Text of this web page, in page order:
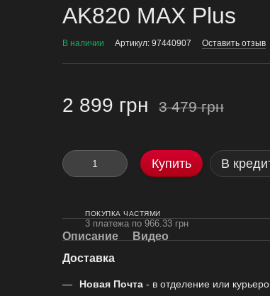
AK820 MAX Plus
В наличии Артикул: 97440907 Оставить отзыв
2 899 грн 3 479 грн
Купить В
ПОКУПКА ЧАСТЯМИ
3 платежа по 966.33 грн
Описание
Видео
Доставка
Новая Почта - в отделение или